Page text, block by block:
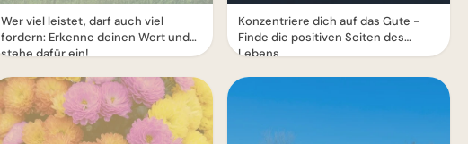
Wer viel leistet, darf auch viel
fordern: Erkenne deinen Wert und
stehe dafür ein!
Konzentriere dich auf das Gute -
Finde die positiven Seiten des
Lebens